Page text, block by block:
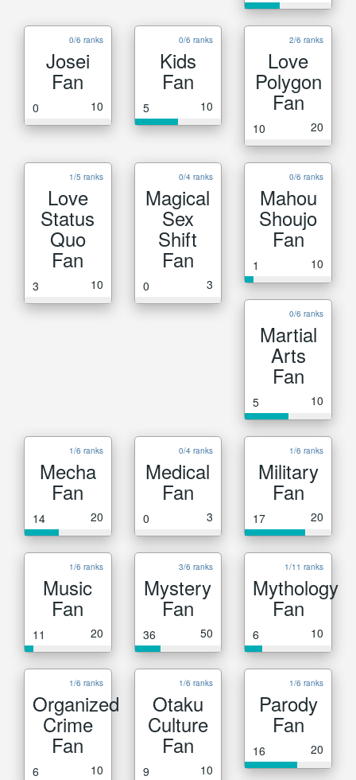
0/6 ranks
Josei
Fan
0 10
0/6 ranks
Kids
Fan
5 10
2/6 ranks
Love
Polygon
Fan
10 20
1/5 ranks
Love
Status
Quo
Fan
3 10
0/4 ranks
Magical
Sex
Shift
Fan
0 3
0/6 ranks
Mahou
Shoujo
Fan
1 10
0/6 ranks
Martial
Arts
Fan
5 10
1/6 ranks
Mecha
Fan
14 20
0/4 ranks
Medical
Fan
0 3
1/6 ranks
Military
Fan
17 20
1/6 ranks
Music
Fan
11 20
3/6 ranks
Mystery
Fan
36 50
1/11 ranks
Mythology
Fan
6 10
1/6 ranks
Organized
Crime
Fan
6 10
1/6 ranks
Otaku
Culture
Fan
9 10
1/6 ranks
Parody
Fan
16 20